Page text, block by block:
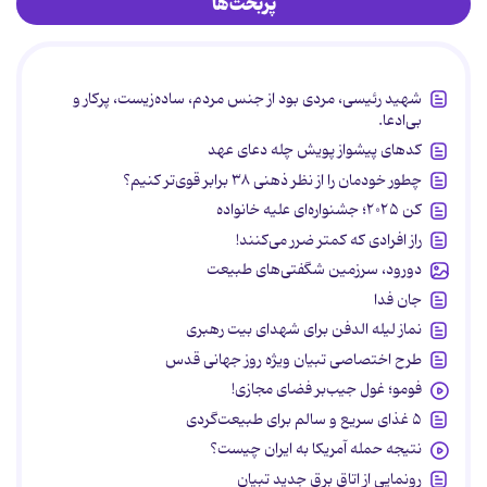
شهید رئیسی، مردی بود از جنس مردم، ساده‌زیست، پرکار و
بی‌ادعا.
کدهای پیشواز پویش چله دعای عهد
چطور خودمان را از نظر ذهنی ۳۸ برابر قوی‌تر کنیم؟
کن ۲۰۲۵؛ جشنواره‌ای علیه خانواده
راز افرادی که کمتر ضرر می‌کنند!
دورود، سرزمین شگفتی‌های طبیعت
جان فدا
نماز لیله الدفن برای شهدای بیت رهبری
طرح اختصاصی تبیان ویژه روز جهانی قدس
فومو؛ غول جیب‌بر فضای مجازی!
۵ غذای سریع و سالم برای طبیعت‌گردی
نتیجه حمله آمریکا به ایران چیست؟
رونمایی از اتاق برق جدید تبیان